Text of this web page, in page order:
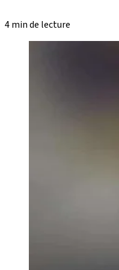
4 min de lecture